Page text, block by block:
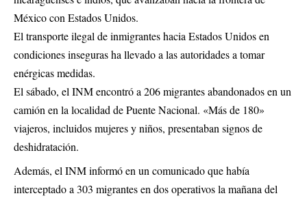
México con Estados Unidos.
El transporte ilegal de inmigrantes hacia Estados Unidos en
condiciones inseguras ha llevado a las autoridades a tomar
enérgicas medidas.
El sábado, el INM encontró a 206 migrantes abandonados en un
camión en la localidad de Puente Nacional. «Más de 180»
viajeros, incluidos mujeres y niños, presentaban signos de
deshidratación.
Además, el INM informó en un comunicado que había
interceptado a 303 migrantes en dos operativos la mañana del